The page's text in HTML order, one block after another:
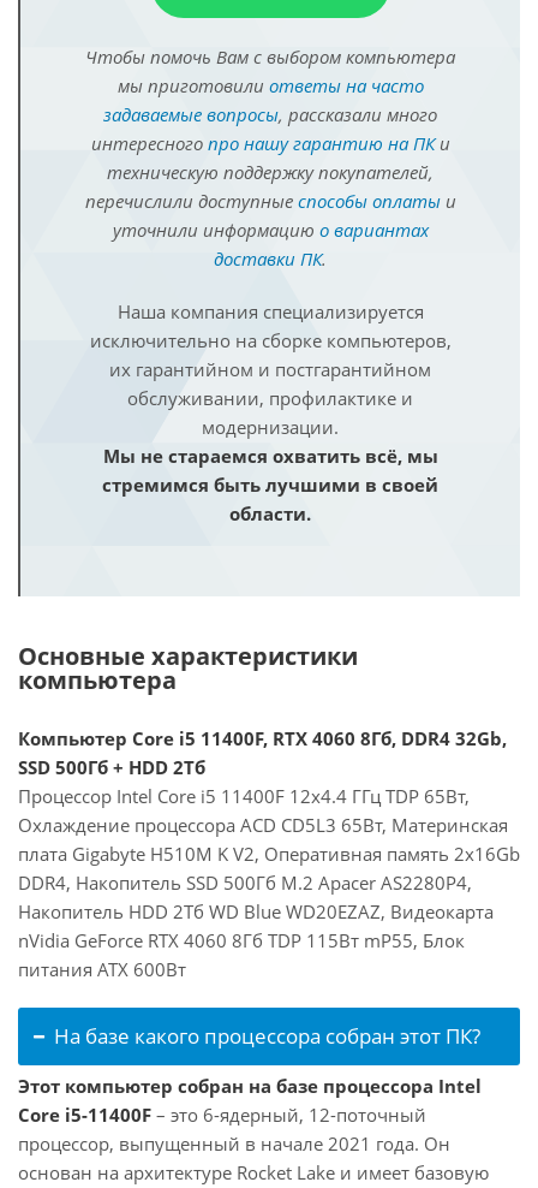
Чтобы помочь Вам с выбором компьютера
мы приготовили ответы на часто
задаваемые вопросы, рассказали много
интересного про нашу гарантию на ПКи
техническую поддержку покупателей,
перечислили доступные способы оплатыи
уточнили информацию о вариантах
доставки ПК.
Наша компания специализируется
исключительно на сборке компьютеров,
их гарантийном и постгарантийном
обслуживании, профилактике и
модернизации.
Мы не стараемся охватить всё, мы
стремимся быть лучшими в своей
области.
Основные характеристики
компьютера
Компьютер Core i5 11400F, RTX 4060 8Гб, DDR4 32Gb,
SSD 500Гб + HDD 2Тб
Процессор Intel Core i5 11400F 12x4.4 ГГц TDP 65Вт,
Охлаждение процессора ACD CD5L3 65Вт, Материнская
плата Gigabyte H510M K V2, Оперативная память 2x16Gb
DDR4, Накопитель SSD 500Гб M.2 Apacer AS2280P4,
Накопитель HDD 2Тб WD Blue WD20EZAZ, Видеокарта
nVidia GeForce RTX 4060 8Гб TDP 115Вт mP55, Блок
питания ATX 600Вт
На базе какого процессора собран этот ПК?
Этот компьютер собран на базе процессора Intel
Core i5-11400F – это 6-ядерный, 12-поточный
процессор, выпущенный в начале 2021 года. Он
основан на архитектуре Rocket Lake и имеет базовую